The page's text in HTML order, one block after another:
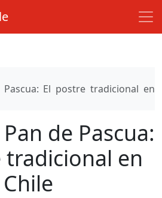
El postre tradicional en
de Pascua:
tradicional en
Chile